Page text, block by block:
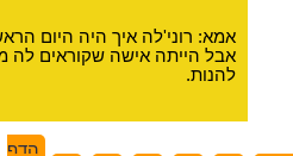
אמא: רוני'לה איך היה היום
אבל הייתה אישה שקוראים לה
להנות.
הדף